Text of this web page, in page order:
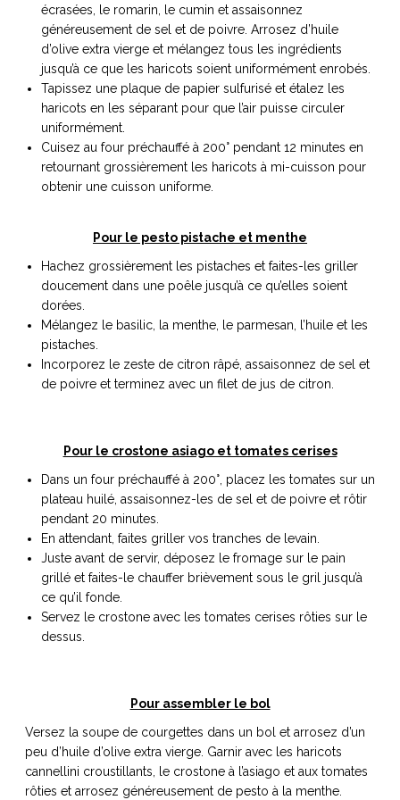
écrasées, le romarin, le cumin et assaisonnez
généreusement de sel et de poivre. Arrosez d’huile
d’olive extra vierge et mélangez tous les ingrédients
jusqu’à ce que les haricots soient uniformément enrobés.
Tapissez une plaque de papier sulfurisé et étalez les
haricots en les séparant pour que l’air puisse circuler
uniformément.
Cuisez au four préchauffé à 200° pendant 12 minutes en
retournant grossièrement les haricots à mi-cuisson pour
obtenir une cuisson uniforme.
Pour le pesto pistache et menthe
Hachez grossièrement les pistaches et faites-les griller
doucement dans une poêle jusqu’à ce qu’elles soient
dorées.
Mélangez le basilic, la menthe, le parmesan, l’huile et les
pistaches.
Incorporez le zeste de citron râpé, assaisonnez de sel et
de poivre et terminez avec un filet de jus de citron.
Pour le crostone asiago et tomates cerises
Dans un four préchauffé à 200°, placez les tomates sur un
plateau huilé, assaisonnez-les de sel et de poivre et rôtir
pendant 20 minutes.
En attendant, faites griller vos tranches de levain.
Juste avant de servir, déposez le fromage sur le pain
grillé et faites-le chauffer brièvement sous le gril jusqu’à
ce qu’il fonde.
Servez le crostone avec les tomates cerises rôties sur le
dessus.
Pour assembler le bol
Versez la soupe de courgettes dans un bol et arrosez d’un
peu d’huile d’olive extra vierge. Garnir avec les haricots
cannellini croustillants, le crostone à l’asiago et aux tomates
rôties et arrosez généreusement de pesto à la menthe.